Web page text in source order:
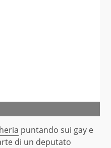
puntando sui gay e
di un deputato